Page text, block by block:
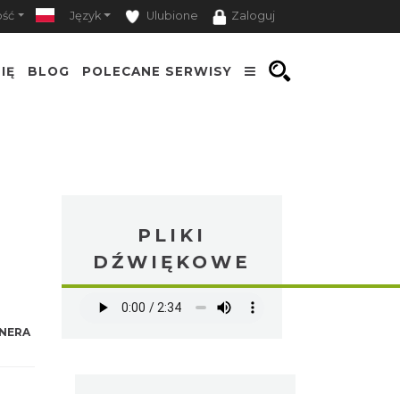
Język Ulubione Zaloguj
BLOG POLECANE SERWISY
PLIKI
DŹWIĘKOWE